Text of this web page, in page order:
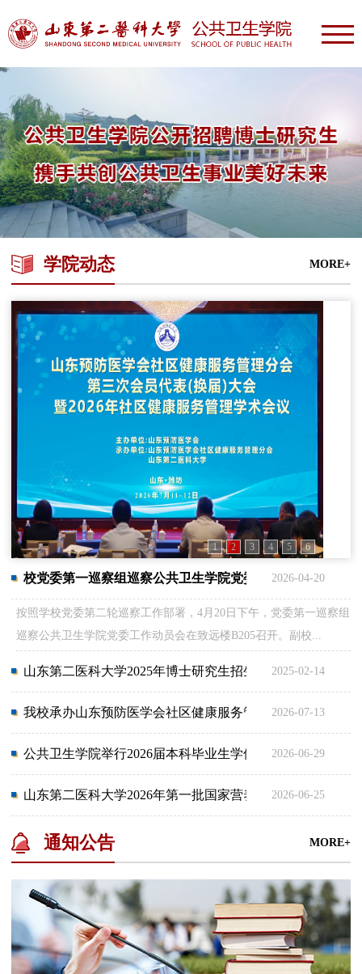
学院动态 MORE+
1 2 3 4 5 6
校党委第一巡察组巡察公共卫生学院党委工作...2026-04-20
按照学校党委第二轮巡察工作部署，4月20日下午，党委第一巡察组
巡察公共卫生学院党委工作动员会在致远楼B205召开。副校...
山东第二医科大学2025年博士研究生招生章程2025-02-14
我校承办山东预防医学会社区健康服务管理分...2026-07-13
公共卫生学院举行2026届本科毕业生学位授予...2026-06-29
山东第二医科大学2026年第一批国家营养指导...2026-06-25
通知公告 MORE+